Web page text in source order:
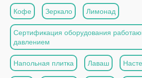
Кофе Зеркало Лимонад
Сертификация оборудования
давлением
Напольная плитка Лаваш